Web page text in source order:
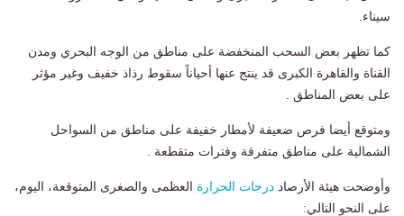
سيناء.
كما تظهر بعض السحب المنخفضة على مناطق من الوجه البحري ومدن
القناة والقاهرة الكبرى قد ينتج عنها أحياناً سقوط رذاذ خفيف وغير مؤثر
على بعض المناطق .
ومتوقع أيضا فرص ضعيفة لأمطار خفيفة على مناطق من السواحل
الشمالية على مناطق متفرقة وفترات متقطعة .
وأوضحت هيئة الأرصاد درجات الحرارة العظمى والصغرى المتوقعة، اليوم،
على النحو التالي: